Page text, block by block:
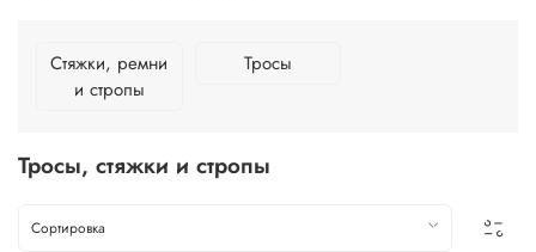
Стяжки, ремни
и стропы
Тросы
Тросы, стяжки и стропы